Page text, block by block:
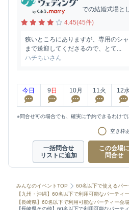
での結婚式場と
4.45(45件)
狭いところにありますが、専用のシ
まで送迎してくださるので、とて...
ハチちいさん
今日 9 日 10月 11火 12
※問合せ可の場合でも、確実に予約できるわけで
空き枠
一括問合せ
リストに追加
この会場に
問合せ
みんなのイベントTOP
60名以下で使えるパ
【九州・沖縄】60名以下で利用可能なパーティ
【長崎県】60名以下で利用可能なパーティー会場
【長崎県その他】60名以下で利用可能なパーテ